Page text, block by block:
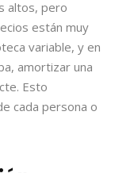
altos, pero
están muy
variable, y en
amortizar una
Esto
cada persona o